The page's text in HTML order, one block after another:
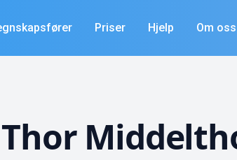
Priser Hjelp Om oss